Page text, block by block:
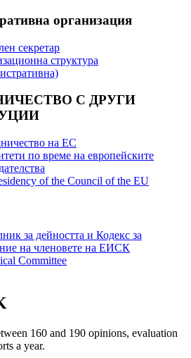
организация
секретар
структура
С ДРУГИ
на ЕС
по време на европейските
of the Council of the EU
за дейността и Кодекс за
на членовете на ЕИСК
Committee
160 and 190 opinions, evaluation
a year.